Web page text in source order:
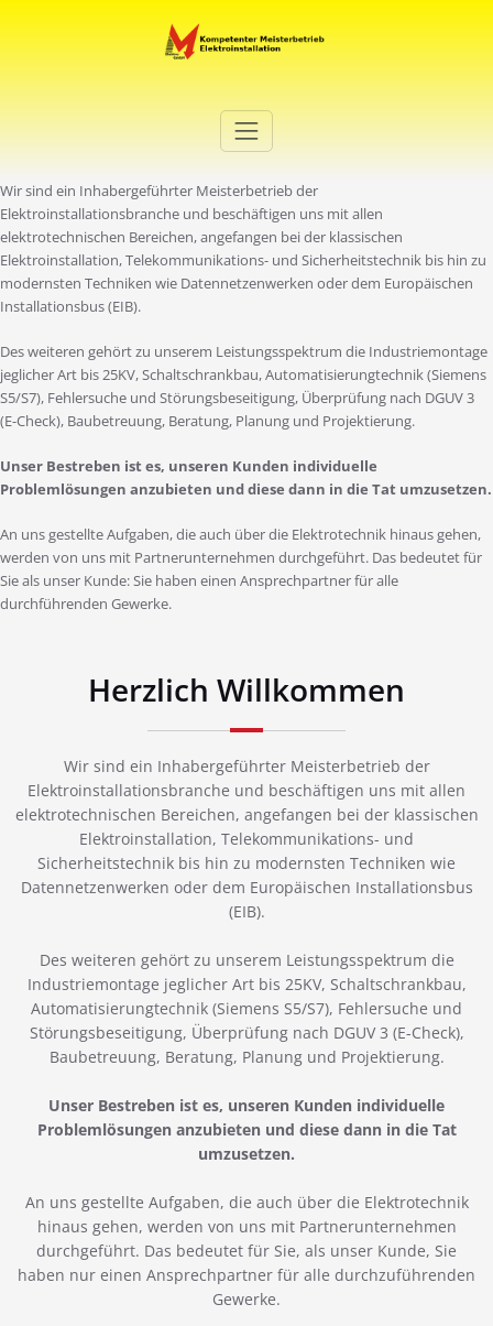
Elektro Martini
Wir sind ein Inhabergeführter Meisterbetrieb der
Elektroinstallationsbranche und beschäftigen uns mit allen
elektrotechnischen Bereichen, angefangen bei der klassischen
Elektroinstallation, Telekommunikations- und Sicherheitstechnik bis hin zu
modernsten Techniken wie Datennetzenwerken oder dem Europäischen
Installationsbus (EIB).
Des weiteren gehört zu unserem Leistungsspektrum die Industriemontage
jeglicher Art bis 25KV, Schaltschrankbau, Automatisierungtechnik (Siemens
S5/S7), Fehlersuche und Störungsbeseitigung, Überprüfung nach DGUV 3
(E-Check), Baubetreuung, Beratung, Planung und Projektierung.
Unser Bestreben ist es, unseren Kunden individuelle
Problemlösungen anzubieten und diese dann in die Tat umzusetzen.
An uns gestellte Aufgaben, die auch über die Elektrotechnik hinaus gehen,
werden von uns mit Partnerunternehmen durchgeführt. Das bedeutet für
Sie als unser Kunde: Sie haben einen Ansprechpartner für alle
durchführenden Gewerke.
Herzlich Willkommen
Wir sind ein Inhabergeführter Meisterbetrieb der
Elektroinstallationsbranche und beschäftigen uns mit allen
elektrotechnischen Bereichen, angefangen bei der klassischen
Elektroinstallation, Telekommunikations- und
Sicherheitstechnik bis hin zu modernsten Techniken wie
Datennetzenwerken oder dem Europäischen Installationsbus
(EIB).
Des weiteren gehört zu unserem Leistungsspektrum die
Industriemontage jeglicher Art bis 25KV, Schaltschrankbau,
Automatisierungtechnik (Siemens S5/S7), Fehlersuche und
Störungsbeseitigung, Überprüfung nach DGUV 3 (E-Check),
Baubetreuung, Beratung, Planung und Projektierung.
Unser Bestreben ist es, unseren Kunden individuelle
Problemlösungen anzubieten und diese dann in die Tat
umzusetzen.
An uns gestellte Aufgaben, die auch über die Elektrotechnik
hinaus gehen, werden von uns mit Partnerunternehmen
durchgeführt. Das bedeutet für Sie, als unser Kunde, Sie
haben nur einen Ansprechpartner für alle durchzuführenden
Gewerke.